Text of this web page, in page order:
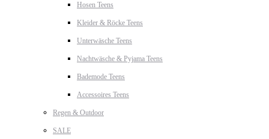
Hosen Teens
Kleider & Röcke Teens
Unterwäsche Teens
Nachtwäsche & Pyjama Teens
Bademode Teens
Accessoires Teens
Regen & Outdoor
SALE